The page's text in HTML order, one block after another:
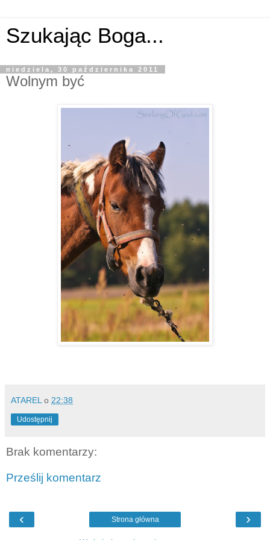
Szukając Boga...
niedziela, 30 października 2011
Wolnym być
ATAREL o 22:38
Udostępnij
Brak komentarzy:
Prześlij komentarz
‹ ›
Strona główna